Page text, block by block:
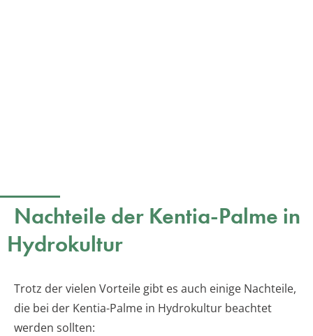
Nachteile der Kentia-Palme in
Hydrokultur
Trotz der vielen Vorteile gibt es auch einige Nachteile,
die bei der Kentia-Palme in Hydrokultur beachtet
werden sollten: